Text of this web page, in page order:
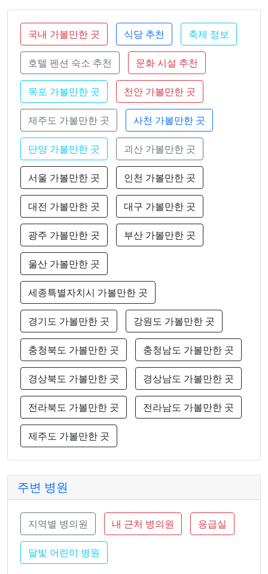
국내 가볼만한 곳 식당 추천 축제 정보
호텔 펜션 숙소 추천 문화 시설 추천
목포 가볼만한 곳 천안 가볼만한 곳
제주도 가볼만한 곳 사천 가볼만한 곳
단양 가볼만한 곳 괴산 가볼만한 곳
서울 가볼만한 곳 인천 가볼만한 곳
대전 가볼만한 곳 대구 가볼만한 곳
광주 가볼만한 곳 부산 가볼만한 곳
울산 가볼만한 곳
세종특별자치시 가볼만한 곳
경기도 가볼만한 곳 강원도 가볼만한 곳
충청북도 가볼만한 곳 충청남도 가볼만한 곳
경상북도 가볼만한 곳 경상남도 가볼만한 곳
전라북도 가볼만한 곳 전라남도 가볼만한 곳
제주도 가볼만한 곳
주변 병원
지역별 병의원 내 근처 병의원 응급실
달빛 어린이 병원